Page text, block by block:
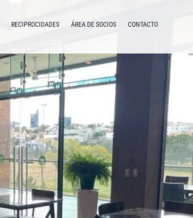
RECIPROCIDADES ÁREA DE SOCIOS CONTACTO